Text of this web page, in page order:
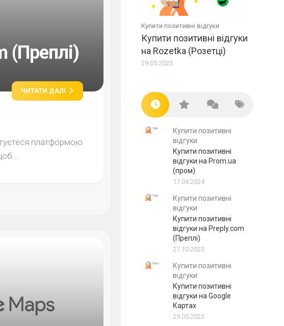
(Преплі)
ЧИТАТИ ДАЛІ
платформою
Купити позитивні відгуки
Купити позитивні відгуки
на Rozetka (Розетці)
29.05.2023
Купити позитивні
відгуки
Купити позитивні
відгуки на Prom.ua
(пром)
17.04.2024
Купити позитивні
відгуки
Купити позитивні
відгуки на Preply.com
(Преплі)
27.10.2023
Купити позитивні
відгуки
Купити позитивні
відгуки на Google
Картах
29.05.2023